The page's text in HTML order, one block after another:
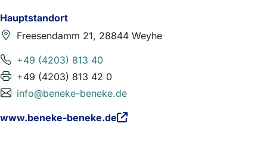
Hauptstandort
Freesendamm 21, 28844 Weyhe
+49 (4203) 813 40
+49 (4203) 813 42 0
info@beneke-beneke.de
www.beneke-beneke.de